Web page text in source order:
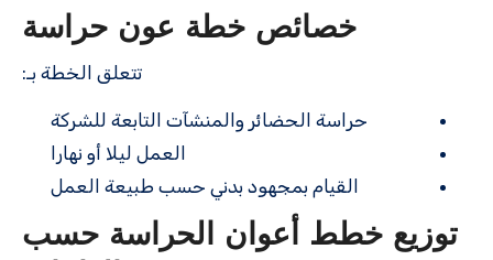
خصائص خطة عون حراسة
تتعلق الخطة بـ:
حراسة الحضائر والمنشآت التابعة للشركة
العمل ليلا أو نهارا
القيام بمجهود بدني حسب طبيعة العمل
توزيع خطط أعوان الحراسة حسب